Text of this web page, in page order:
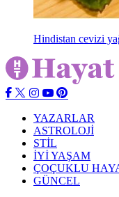
Hindistan cevizi
YAZARLAR
ASTROLOJİ
STİL
İYİ YAŞAM
ÇOÇUKLU
GÜNCEL